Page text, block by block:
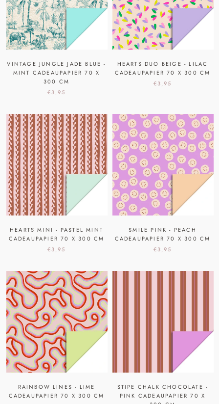
VINTAGE JUNGLE JADE BLUE -
MINT CADEAUPAPIER 70 X
300 CM
€3,95
HEARTS DUO BEIGE - LILAC
CADEAUPAPIER 70 X 300 CM
€3,95
HEARTS MINI - PASTEL MINT
CADEAUPAPIER 70 X 300 CM
€3,95
SMILE PINK - PEACH
CADEAUPAPIER 70 X 300 CM
€3,95
RAINBOW LINES - LIME
CADEAUPAPIER 70 X 300 CM
STIPE CHALK CHOCOLATE -
PINK CADEAUPAPIER 70 X